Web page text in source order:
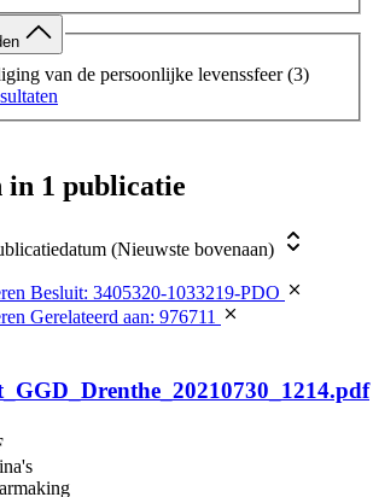
van de persoonlijke levenssfeer (3)
in 1 publicatie
(Nieuwste bovenaan)
Besluit: 3405320-1033219-PDO
Gerelateerd aan: 976711